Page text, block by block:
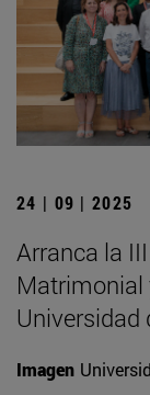
24 | 09 | 2025
Arranca la
Matrimonial
Universidad
Imagen